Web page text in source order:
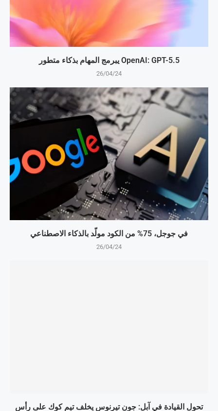
OpenAI: GPT-5.5 يبرمج المهام بذكاء متطور
26/04/24
في جوجل، 75% من الكود مولّد بالذكاء الاصطناعي
26/04/24
تحول القيادة في آبل: جون تيرنوس يخلف تيم كوك على رأس